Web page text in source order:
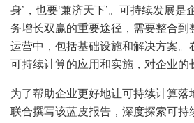
身’，也要‘兼济天下’。可持续发展
务增长双赢的重要途径，需要整合到
运营中，包括基础设施和解决方案。
可持续计算的应用和实施，对企业的
为了帮助企业更好地让可持续计算
联合撰写该蓝皮报告，深度探索可